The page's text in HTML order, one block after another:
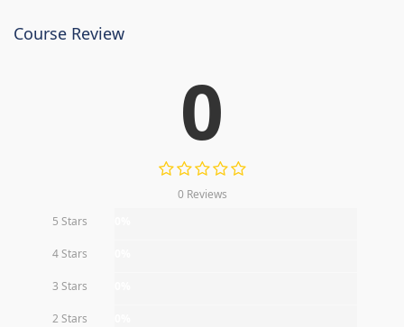
Course Review
0
0 Reviews
5 Stars
4 Stars
3 Stars
2 Stars